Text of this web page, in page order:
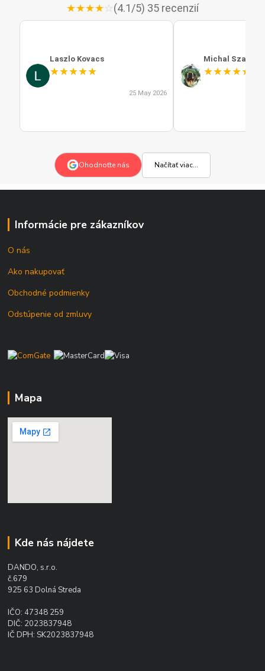
★★★★☆(4.1/5) 35 recenzií
Laszlo Kovacs
★★★★★
25 May 2026
Michal Szabo
★★★★★
Ohodnoťte nás Načítať viac...
Informácie pre zákazníkov
O nás
Ako nakupovať
Obchodné podmienky
Odstúpenie od zmluvy
Mapa
Kde nás nájdete
DANDO, s.r.o.
č.679
925 63 Dolná Streda
IČO: 47348 259
DIČ: 2023837948
IČ DPH: SK2023837948